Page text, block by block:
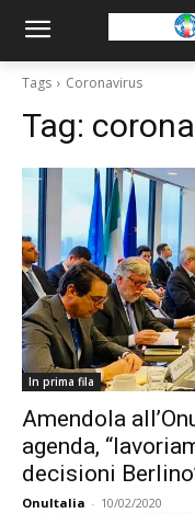
Tags Coronavirus
Tag:
In prima fila
Amendola
agenda,
decisioni
OnuItalia - 10/02/2020